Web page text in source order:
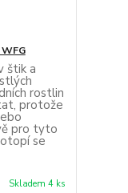
štik a
rostlin
protože
pro tyto
se
Skladem 4 ks